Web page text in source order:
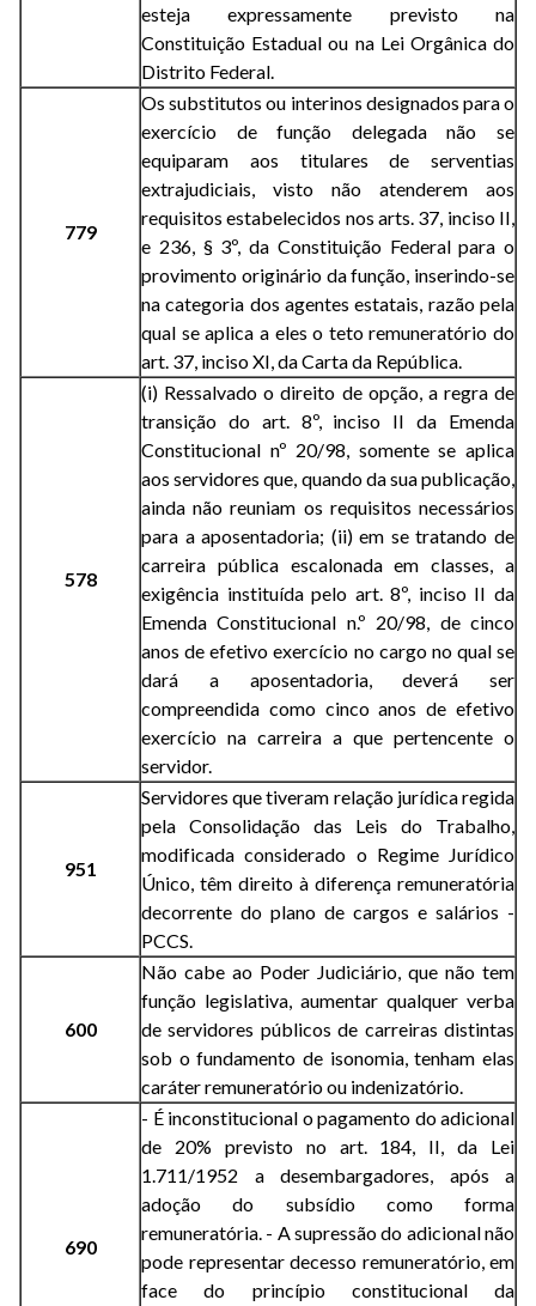
esteja expressamente previsto na
Constituição Estadual ou na Lei Orgânica do
Distrito Federal.
779
Os substitutos ou interinos designados para o
exercício de função delegada não se
equiparam aos titulares de serventias
extrajudiciais, visto não atenderem aos
requisitos estabelecidos nos arts. 37, inciso II,
e 236, § 3º, da Constituição Federal para o
provimento originário da função, inserindo-se
na categoria dos agentes estatais, razão pela
qual se aplica a eles o teto remuneratório do
art. 37, inciso XI, da Carta da República.
578
(i) Ressalvado o direito de opção, a regra de
transição do art. 8º, inciso II da Emenda
Constitucional nº 20/98, somente se aplica
aos servidores que, quando da sua publicação,
ainda não reuniam os requisitos necessários
para a aposentadoria; (ii) em se tratando de
carreira pública escalonada em classes, a
exigência instituída pelo art. 8º, inciso II da
Emenda Constitucional n.º 20/98, de cinco
anos de efetivo exercício no cargo no qual se
dará a aposentadoria, deverá ser
compreendida como cinco anos de efetivo
exercício na carreira a que pertencente o
servidor.
951
Servidores que tiveram relação jurídica regida
pela Consolidação das Leis do Trabalho,
modificada considerado o Regime Jurídico
Único, têm direito à diferença remuneratória
decorrente do plano de cargos e salários -
PCCS.
600
Não cabe ao Poder Judiciário, que não tem
função legislativa, aumentar qualquer verba
de servidores públicos de carreiras distintas
sob o fundamento de isonomia, tenham elas
caráter remuneratório ou indenizatório.
690
- É inconstitucional o pagamento do adicional
de 20% previsto no art. 184, II, da Lei
1.711/1952 a desembargadores, após a
adoção do subsídio como forma
remuneratória. - A supressão do adicional não
pode representar decesso remuneratório, em
face do princípio constitucional da